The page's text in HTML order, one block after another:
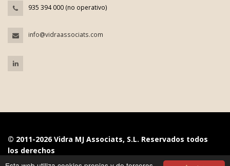
935 394 000 (no operativo)
info@vidraassociats.com
© 2011-2026 Vidra MJ Associats, S.L. Reservados todos
los derechos